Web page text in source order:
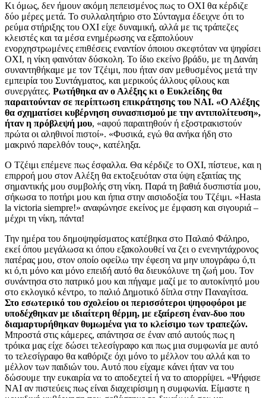
Κι όμως, δεν ήμουν ακόμη πεπεισμένος πως το ΟΧΙ θα κέρδιζε
δύο μέρες μετά. Το συλλαλητήριο στο Σύνταγμα έδειχνε ότι το
ρεύμα στήριξης του ΟΧΙ είχε δυναμική, αλλά με τις τράπεζες
κλειστές και τα μέσα ενημέρωσης να εξαπολύουν
ενορχηστρωμένες επιθέσεις εναντίον όποιου σκεφτόταν να ψηφίσει
ΟΧΙ, η νίκη φαινόταν δύσκολη. Το ίδιο εκείνο βράδυ, με τη Δανάη
συναντηθήκαμε με τον Τζέιμι, που ήταν σαν μεθυσμένος μετά την
εμπειρία του Συντάγματος, και μερικούς άλλους φίλους και
συνεργάτες. Ρωτήθηκα αν ο Αλέξης κι ο Ευκλείδης θα
παραιτούνταν σε περίπτωση επικράτησης του ΝΑΙ. «Ο Αλέξης
θα σχηματίσει κυβέρνηση συνασπισμού με την αντιπολίτευση»,
ήταν η πρόβλεψή μου, «αφού παραιτηθούν ή εξοστρακιστούν
πρώτα οι αληθινοί πιστοί». «Φυσικά, εγώ θα ανήκα ήδη στο
μακρινό παρελθόν τους», κατέληξα.
Ο Τζέιμι επέμενε πως έσφαλλα. Θα κέρδιζε το ΟΧΙ, πίστευε, και η
επιρροή μου στον Αλέξη θα εκτοξευόταν στα ύψη εξαιτίας της
σημαντικής μου συμβολής στη νίκη. Παρά τη βαθιά δυσπιστία μου,
σήκωσα το ποτήρι μου και ήπια στην αισιοδοξία του Τζέιμι. «Hasta
la victoria siempre!» αναφώνησε εκείνος με έμφαση και σιγουριά –
μέχρι τη νίκη, πάντα!
Την ημέρα του δημοψηφίσματος κατέβηκα στο Παλαιό Φάληρο,
εκεί όπου μεγάλωσα κι όπου εξακολουθεί να ζει ο ενενηντάχρονος
πατέρας μου, στον οποίο οφείλω την έφεση να μην υπογράφω ό,τι
κι ό,τι μόνο και μόνο επειδή αυτό θα διευκόλυνε τη ζωή μου. Τον
συνάντησα στο πατρικό μου και πήγαμε μαζί με το αυτοκίνητό μου
στο εκλογικό κέντρο, το παλιό Δημοτικό δίπλα στην Παναγίτσα.
Στο εσωτερικό του σχολείου οι περισσότεροι ψηφοφόροι με
υποδέχθηκαν με ιδιαίτερη θέρμη, με εξαίρεση έναν-δυο που
διαμαρτυρήθηκαν θυμωμένα για το κλείσιμο των τραπεζών.
Μπροστά στις κάμερες, απάντησα σε έναν από αυτούς πως η
τρόικα μας είχε δώσει τελεσίγραφο και πως μια συμφωνία με αυτό
το τελεσίγραφο θα καθόριζε όχι μόνο το μέλλον του αλλά και το
μέλλον των παιδιών του. Αυτό που είχαμε κάνει ήταν να του
δώσουμε την ευκαιρία να το αποδεχτεί ή να το απορρίψει. «Ψήφισε
ΝΑΙ αν πιστεύεις πως είναι διαχειρίσιμη η συμφωνία. Είμαστε η